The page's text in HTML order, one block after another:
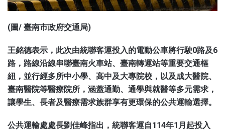
(圖/ 臺南市政府交通局)
王銘德表示，此次由統聯客運投入的電動公車將行駛0路及6
路，路線沿線串聯臺南火車站、臺南轉運站等重要交通樞
紐，並行經多所中小學、高中及大專院校，以及成大醫院、
臺南醫院等醫療院所，涵蓋通勤、通學與就醫等多元需求，
讓學生、長者及醫療需求族群享有更環保的公共運輸選擇。
公共運輸處處長劉佳峰指出，統聯客運自114年1月起投入